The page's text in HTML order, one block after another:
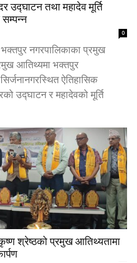
उद्घाटन तथा महादेव मूर्ति
सम्पन्न
0
नगरपालिकाका प्रमुख
आतिथ्यमा भक्तपुर
ऐतिहासिक
उद्घाटन र महादेवको मूर्ति
श्रेष्ठको प्रमुख आतिथ्यतामा